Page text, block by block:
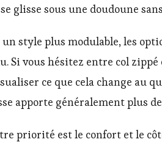
glisse sous une doudoune
un style plus modulable, les
Si vous hésitez entre col
ce que cela change au
apporte généralement plus
priorité est le confort et le